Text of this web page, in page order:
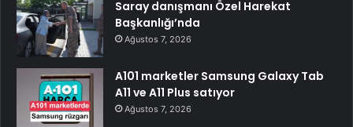
Saray danışmanı Özel Harekat
Başkanlığı’nda
Ağustos 7, 2026
A101 marketler Samsung Galaxy Tab
A11 ve A11 Plus satıyor
Ağustos 7, 2026